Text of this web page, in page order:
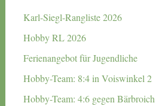
Karl-Siegl-Rangliste 2026
Hobby RL 2026
Ferienangebot für Jugendliche
Hobby-Team: 8:4 in Voiswinkel 2
Hobby-Team: 4:6 gegen Bärbroich